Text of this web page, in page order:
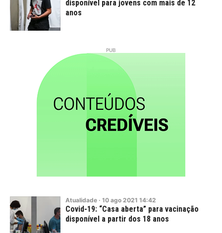
disponível para jovens com mais de 12
anos
Atualidade · 10 ago 2021 14:42
Covid-19: “Casa aberta” para vacinação
disponível a partir dos 18 anos